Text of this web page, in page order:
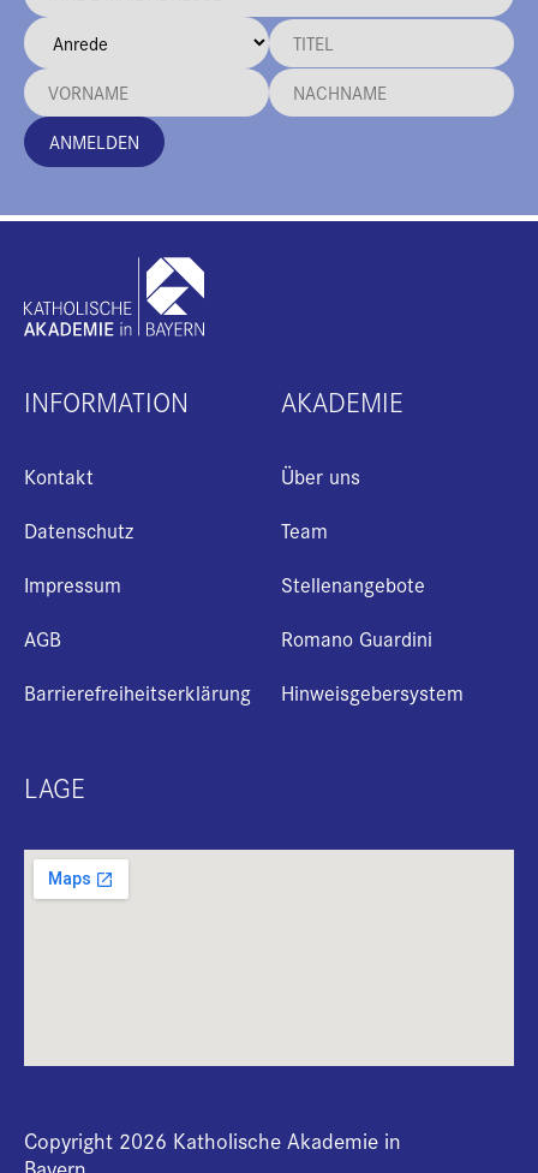
ANMELDEN
INFORMATION
Kontakt
Datenschutz
Impressum
AGB
Barrierefreiheitserklärung
AKADEMIE
Über uns
Team
Stellenangebote
Romano Guardini
Hinweisgebersystem
LAGE
Copyright 2026 Katholische Akademie in